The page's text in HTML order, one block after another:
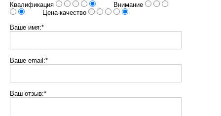
Квалификация
Внимание
Цена-качество
Ваше имя:*
Ваше email:*
Ваш отзыв:*